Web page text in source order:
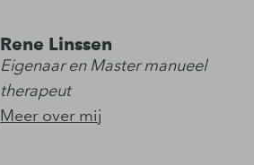
Rene Linssen
Eigenaar en Master manueel
therapeut
Meer over mij